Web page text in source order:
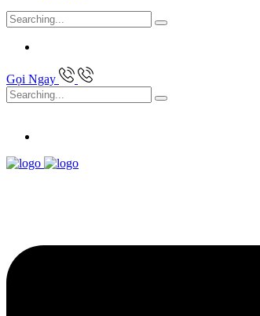
Search
for:
Gọi Ngay
Search
for: